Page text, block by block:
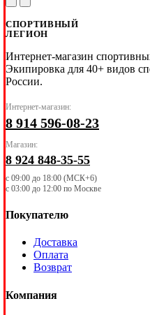
СПОРТИВНЫЙ
ЛЕГИОН
Интернет-магазин
Экипировка для 40+ видов
России.
Интернет-магазин:
8 914 596-08-23
Магазин:
8 924 848-35-55
с 09:00 до 18:00 (МСК+6)
с 03:00 до 12:00 по Москве
Покупателю
Доставка
Оплата
Возврат
Компания